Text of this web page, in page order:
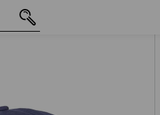
12.89